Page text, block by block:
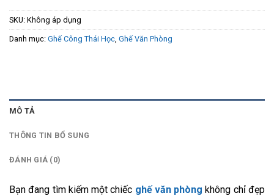
SKU: Không áp dụng
Danh mục: Ghế Công Thái Học Ghế Văn Phòng
MÔ TẢ
THÔNG TIN BỔ SUNG
ĐÁNH GIÁ (0)
Bạn đang tìm kiếm một chiếc ghế văn phòng không chỉ đẹp